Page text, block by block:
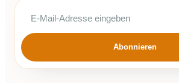
Abonnieren